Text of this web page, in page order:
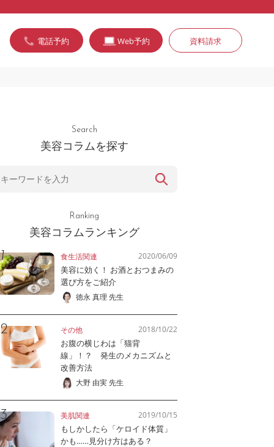
電話予約 Web予約 資料請求
Search
美容コラムを探す
Ranking
美容コラムランキング
食生活関連 2020/06/09
美容に効く！ お酒とおつまみの
選び方をご紹介
徳永 真理 先生
その他 2018/10/22
お腹の横じわは「猫背
線」！？ 発生のメカニズムと
改善方法
大野 由実 先生
美肌関連 2019/10/15
もしかしたら「ケロイド体質」
かも……見分け方はある？